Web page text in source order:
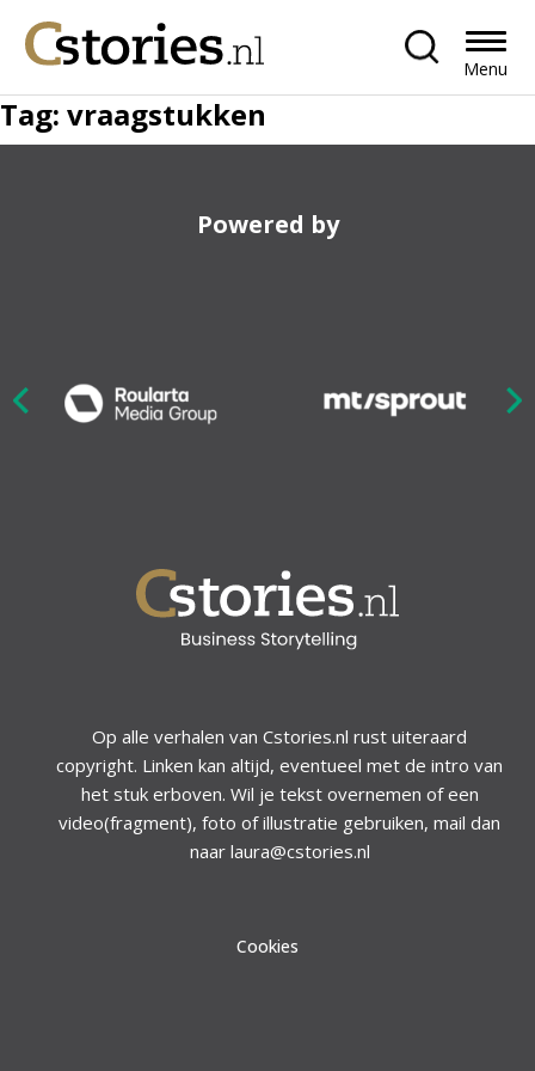
Menu
Tag: vraagstukken
Powered by
Op alle verhalen van Cstories.nl rust uiteraard
copyright. Linken kan altijd, eventueel met de intro van
het stuk erboven. Wil je tekst overnemen of een
video(fragment), foto of illustratie gebruiken, mail dan
naar laura@cstories.nl
Cookies